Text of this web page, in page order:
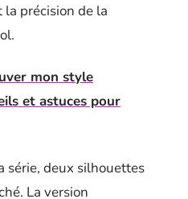
la précision de la
mon style
et astuces pour
série, deux silhouettes
La version